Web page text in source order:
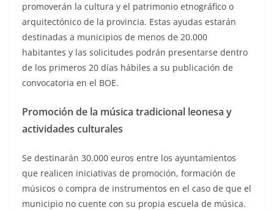
promoverán la cultura y el patrimonio etnográfico o
arquitectónico de la provincia. Estas ayudas estarán
destinadas a municipios de menos de 20.000
habitantes y las solicitudes podrán presentarse dentro
de los primeros 20 días hábiles a su publicación de
convocatoria en el BOE.
Promoción de la música tradicional leonesa y
actividades culturales
Se destinarán 30.000 euros entre los ayuntamientos
que realicen iniciativas de promoción, formación de
músicos o compra de instrumentos en el caso de que el
municipio no cuente con su propia escuela de música.